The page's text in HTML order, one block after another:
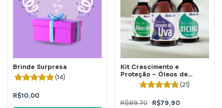
Brinde Surpresa
(14)
R$10,00
Kit Crescimento e
Proteção – Óleos de
Alecrim, Rícino e Semente
de Uva - BellaPhytus
(21)
R$89,70 R$79,90